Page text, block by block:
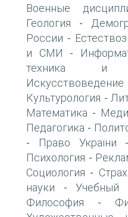
Военные
Геология -
России -
и СМИ -
техника и
Искусствоведение
Культурология -
Математика -
Педагогика -
- Право України
Психология -
Социология -
науки - Учебный
Философия -